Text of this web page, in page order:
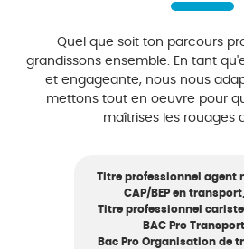
Quel que soit ton parcours
grandissons ensemble. En tant
et engageante, nous nous
mettons tout en oeuvre pour
maîtrises les rouages
Titre professionnel agent
CAP/BEP en
Titre professionnel
BAC Pro
Bac Pro Organisation de